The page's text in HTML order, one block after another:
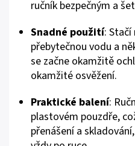
ručník bezpečným a
Snadné použití:
přebytečnou vodu a
se začne okamžitě
okamžité osvěžení.
Praktické balení:
plastovém pouzdře,
přenášení a